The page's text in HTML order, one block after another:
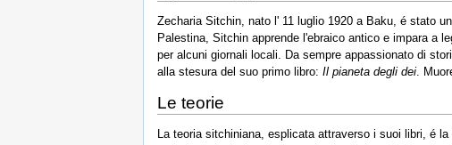
Zecharia Sitchin, nato l' 11 luglio 1920 a Baku, é stato
Palestina, Sitchin apprende l'ebraico antico e impara a
per alcuni giornali locali. Da sempre appassionato di
alla stesura del suo primo libro: Il pianeta degli dei .
Le teorie
La teoria sitchiniana, esplicata attraverso i suoi libri, é